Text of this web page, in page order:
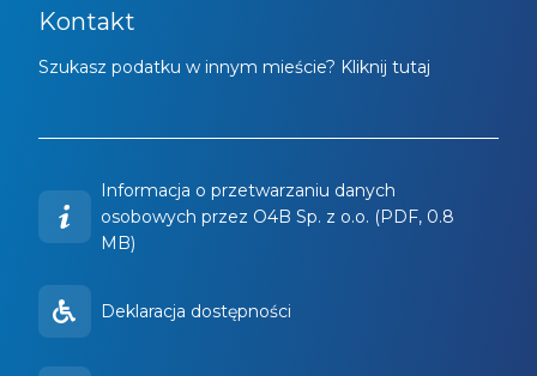
Kontakt
Szukasz podatku w innym mieście? Kliknij tutaj
Informacja o przetwarzaniu danych
osobowych przez O4B Sp. z o.o. (PDF, 0.8
MB)
Deklaracja dostępności